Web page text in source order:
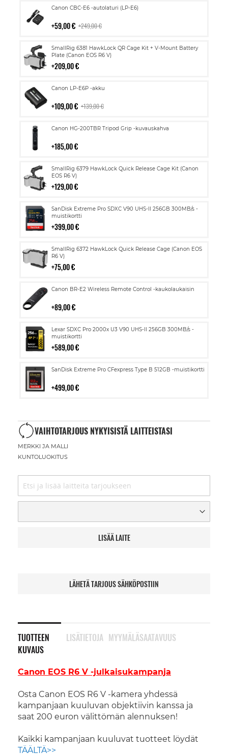
Canon CBC-E6 -autolaturi (LP-E6)
59,00 € 249,00 €
Lisää
SmallRig 6381 HawkLock QR Cage Kit + V-Mount Battery
Plate (Canon EOS R6 V)
209,00 €
Lisää
ostoskoriin
Canon LP-E6P -akku
109,00 € 139,00 €
Lisää
Canon HG-200TBR Tripod Grip -kuvauskahva
185,00 €
Lisää
SmallRig 6379 HawkLock Quick Release Cage Kit (Canon
EOS R6 V)
129,00 €
Lisää
ostoskoriin
SanDisk Extreme Pro SDXC V90 UHS-II 256GB 300MB/s -
muistikortti
399,00 €
Lisää
ostoskoriin
SmallRig 6372 HawkLock Quick Release Cage (Canon EOS
R6 V)
75,00 €
Lisää
ostoskoriin
Canon BR-E2 Wireless Remote Control -kaukolaukaisin
89,00 €
Lisää
Lexar SDXC Pro 2000x U3 V90 UHS-II 256GB 300MB/s -
muistikortti
589,00 €
Lisää
ostoskoriin
SanDisk Extreme Pro CFexpress Type B 512GB -muistikortti
499,00 €
Lisää
VAIHTOTARJOUS NYKYISISTÄ LAITTEISTASI
MERKKI JA MALLI
KUNTOLUOKITUS
LISÄÄ LAITE
LÄHETÄ TARJOUS SÄHKÖPOSTIIN
TUOTTEEN
KUVAUS
Canon EOS R6 V -julkaisukampanja
Osta Canon EOS R6 V -kamera yhdessä
kampanjaan kuuluvan objektiivin kanssa ja
saat 200 euron välittömän alennuksen!
Kaikki kampanjaan kuuluvat tuotteet löydät
TÄÄLTÄ>>
LISÄTIETOJA MYYMÄLÄSAATAVUUS